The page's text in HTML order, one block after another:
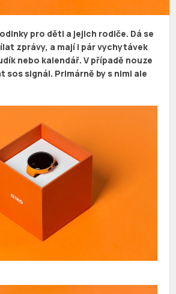
pro děti a jejich rodiče. Dá se
zprávy, a mají i pár vychytávek
nebo kalendář. V případě nouze
sos signál. Primárně by s nimi ale